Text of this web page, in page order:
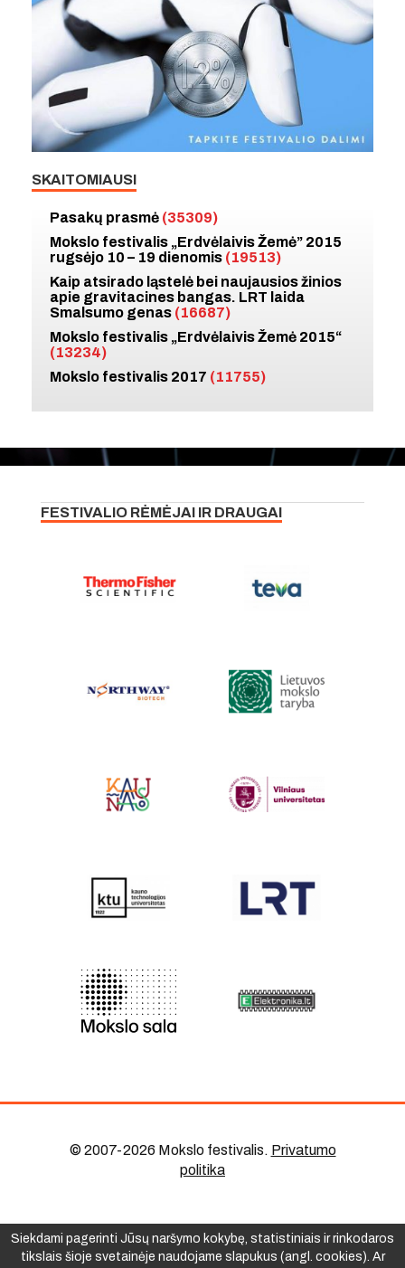
SKAITOMIAUSI
Pasakų prasmė (35309)
Mokslo festivalis „Erdvėlaivis Žemė” 2015
rugsėjo 10 – 19 dienomis (19513)
Kaip atsirado ląstelė bei naujausios žinios
apie gravitacines bangas. LRT laida
Smalsumo genas (16687)
Mokslo festivalis „Erdvėlaivis Žemė 2015“
(13234)
Mokslo festivalis 2017 (11755)
FESTIVALIO RĖMĖJAI IR DRAUGAI
© 2007-2026 Mokslo festivalis. Privatumo
politika
Siekdami pagerinti Jūsų naršymo kokybę, statistiniais ir rinkodaros
tikslais šioje svetainėje naudojame slapukus (angl. cookies). Ar